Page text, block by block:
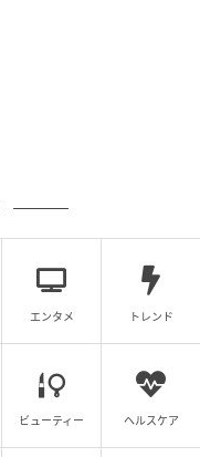
エンタメ トレンド
ビューティー ヘルスケア